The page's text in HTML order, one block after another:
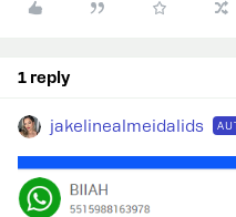
1 reply
jakelinealmeidalids